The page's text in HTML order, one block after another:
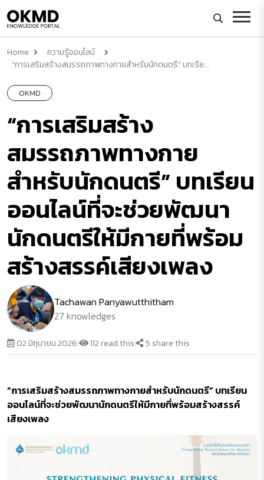
Home
ความรู้ออนไลน์
“การเสริมสร้างสมรรถภาพทางกายสำหรับนักดนตรี” บทเรีย...
OKMD
“การเสริมสร้าง
สมรรถภาพทางกาย
สำหรับนักดนตรี” บทเรียน
ออนไลน์ที่จะช่วยพัฒนา
นักดนตรีให้มีกายที่พร้อม
สร้างสรรค์เสียงเพลง
Tachawan Panyawutthitham
27 knowledges
02 มิถุนายน 2026| 112 read this| 5 share this
“การเสริมสร้างสมรรถภาพทางกายสำหรับนักดนตรี” บทเรียน
ออนไลน์ที่จะช่วยพัฒนานักดนตรีให้มีกายที่พร้อมสร้างสรรค์
เสียงเพลง